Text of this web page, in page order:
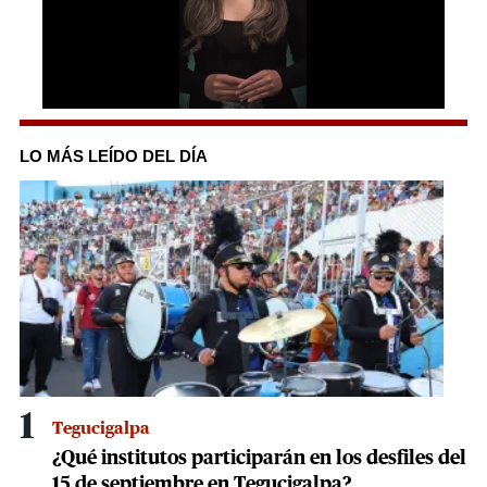
0
of
1
minute,
7
seconds
LO MÁS LEÍDO DEL DÍA
1 Tegucigalpa
¿Qué institutos participarán en los desfiles del